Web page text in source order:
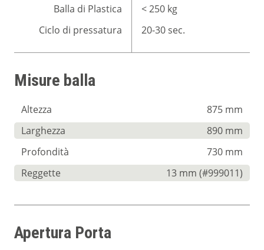
Balla di Plastica
Ciclo di pressatura
< 250 kg
20-30 sec.
Misure balla
Altezza
875 mm
Larghezza
890 mm
Profondità
730 mm
Reggette
13 mm (#999011)
Apertura Porta